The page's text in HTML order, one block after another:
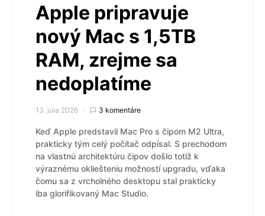
Apple pripravuje
nový Mac s 1,5TB
RAM, zrejme sa
nedoplatíme
13. júla 2026 3 komentáre
Keď Apple predstavil Mac Pro s čipom M2 Ultra,
prakticky tým celý počítač odpísal. S prechodom
na vlastnú architektúru čipov došlo totiž k
výraznému okliešteniu možností upgradu, vďaka
čomu sa z vrcholného desktopu stal prakticky
iba glorifikovaný Mac Studio.